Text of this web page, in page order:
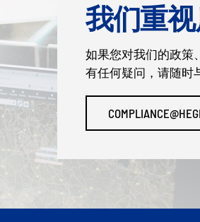
我们重
如果您对我们的政策
有任何疑问，请随时